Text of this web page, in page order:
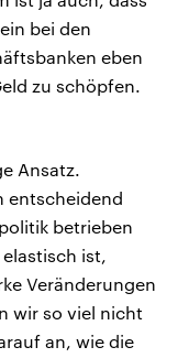
bei den
eben
zu schöpfen.
Ansatz.
entscheidend
betrieben
ist,
Veränderungen
wir so viel nicht
an, wie die